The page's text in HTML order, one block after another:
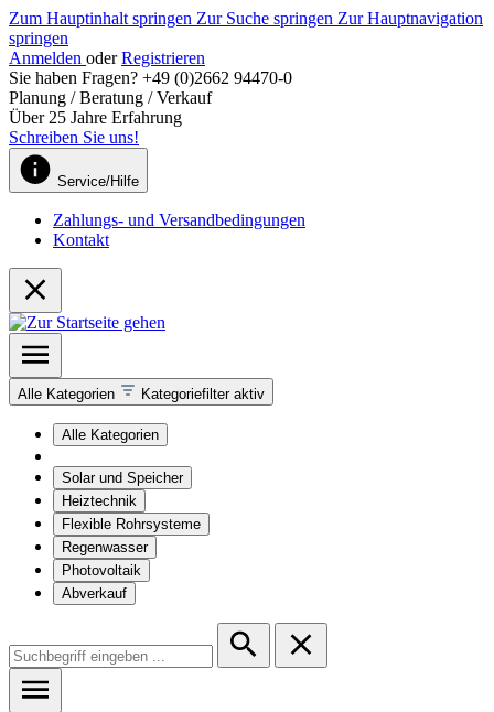
Zum Hauptinhalt springen Zur Suche springen Zur Hauptnavigation
springen
Anmelden oder Registrieren
Sie haben Fragen? +49 (0)2662 94470-0
Planung / Beratung / Verkauf
Über 25 Jahre Erfahrung
Schreiben Sie uns!
Service/Hilfe
Zahlungs- und Versandbedingungen
Kontakt
Alle Kategorien Kategoriefilter aktiv
Alle Kategorien
Solar und Speicher
Heiztechnik
Flexible Rohrsysteme
Regenwasser
Photovoltaik
Abverkauf